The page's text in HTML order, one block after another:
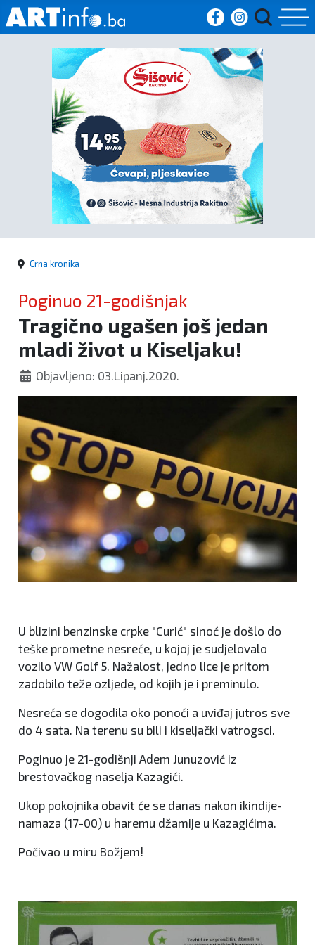
Početna
Vijesti
Sport
Kultura
Crna
kronika
Politika
Zanimljivosti
Crna kronika
Poginuo 21-godišnjak
Tragično ugašen još jedan
mladi život u Kiseljaku!
Objavljeno: 03.Lipanj.2020.
U blizini benzinske crpke "Curić" sinoć je došlo do
teške prometne nesreće, u kojoj je sudjelovalo
vozilo VW Golf 5. Nažalost, jedno lice je pritom
zadobilo teže ozljede, od kojih je i preminulo.
Nesreća se dogodila oko ponoći a uviđaj jutros sve
do 4 sata. Na terenu su bili i kiseljački vatrogsci.
Poginuo je 21-godišnji Adem Junuzović iz
brestovačkog naselja Kazagići.
Ukop pokojnika obavit će se danas nakon ikindije-
namaza (17-00) u haremu džamije u Kazagićima.
Počivao u miru Božjem!